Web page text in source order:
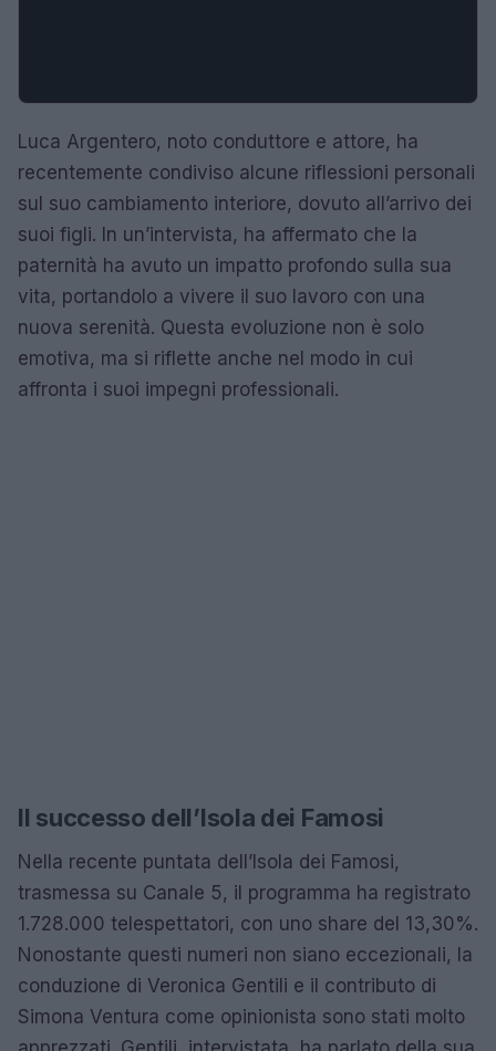
Luca Argentero, noto conduttore e attore, ha
recentemente condiviso alcune riflessioni personali
sul suo cambiamento interiore, dovuto all’arrivo dei
suoi figli. In un’intervista, ha affermato che la
paternità ha avuto un impatto profondo sulla sua
vita, portandolo a vivere il suo lavoro con una
nuova serenità. Questa evoluzione non è solo
emotiva, ma si riflette anche nel modo in cui
affronta i suoi impegni professionali.
Il successo dell’Isola dei Famosi
Nella recente puntata dell’Isola dei Famosi,
trasmessa su Canale 5, il programma ha registrato
1.728.000 telespettatori, con uno share del 13,30%.
Nonostante questi numeri non siano eccezionali, la
conduzione di Veronica Gentili e il contributo di
Simona Ventura come opinionista sono stati molto